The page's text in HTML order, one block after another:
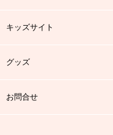
キッズサイト
グッズ
お問合せ